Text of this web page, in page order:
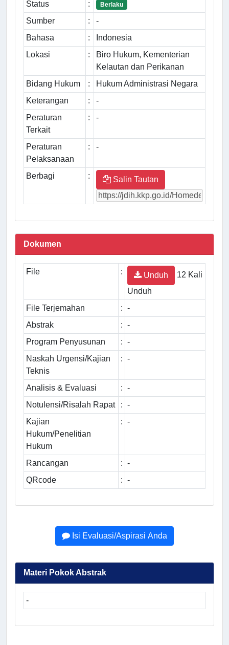
Status : Berlaku
Sumber :
-
Bahasa
:
Indonesia
Lokasi
:
Biro Hukum, Kementerian
Kelautan dan Perikanan
Bidang Hukum
:
Hukum Administrasi Negara
Keterangan
:
-
Peraturan
Terkait
: -
Peraturan
Pelaksanaan
: -
Berbagi : Salin Tautan
Dokumen
File : Unduh
12 Kali
Unduh
File Terjemahan
: -
Abstrak
: -
Program Penyusunan
: -
Naskah Urgensi/Kajian
Teknis
: -
Analisis & Evaluasi : -
Notulensi/Risalah Rapat
: -
Kajian
Hukum/Penelitian
Hukum
: -
Rancangan : -
QRcode
: -
Isi Evaluasi/Aspirasi Anda
Materi Pokok Abstrak
-